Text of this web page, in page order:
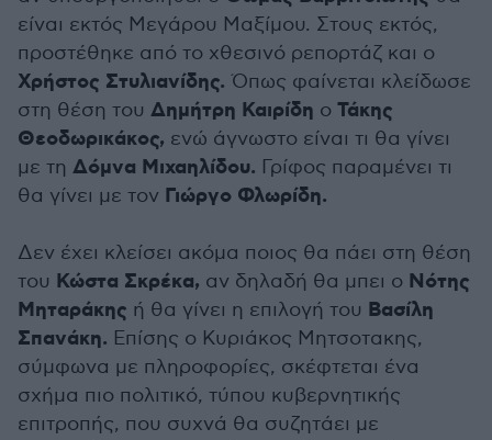
είναι εκτός Μεγάρου Μαξίμου. Στους εκτός,
προστέθηκε από το χθεσινό ρεπορτάζ και ο
Χρήστος Στυλιανίδης. Όπως φαίνεται κλείδωσε
στη θέση του Δημήτρη Καιρίδη ο Τάκης
Θεοδωρικάκος, ενώ άγνωστο είναι τι θα γίνει
με τη Δόμνα Μιχαηλίδου. Γρίφος παραμένει τι
θα γίνει με τον Γιώργο Φλωρίδη.
Δεν έχει κλείσει ακόμα ποιος θα πάει στη θέση
του Κώστα Σκρέκα, αν δηλαδή θα μπει ο Νότης
Μηταράκης ή θα γίνει η επιλογή του Βασίλη
Σπανάκη. Επίσης ο Κυριάκος Μητσοτακης,
σύμφωνα με πληροφορίες, σκέφτεται ένα
σχήμα πιο πολιτικό, τύπου κυβερνητικής
επιτροπής, που συχνά θα συζητάει με